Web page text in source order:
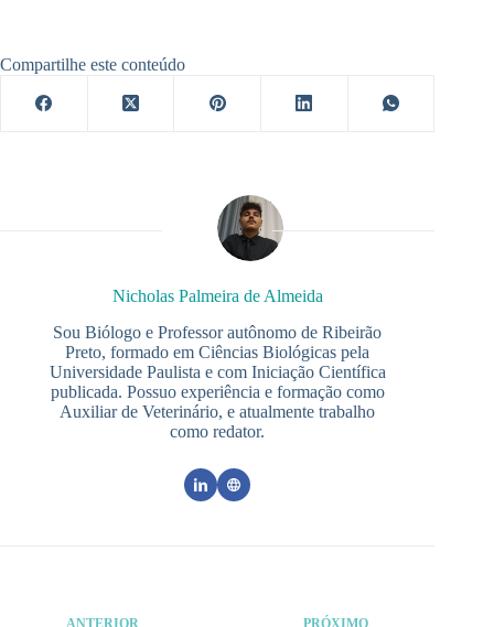
Compartilhe este conteúdo
Nicholas Palmeira de Almeida
Sou Biólogo e Professor autônomo de Ribeirão
Preto, formado em Ciências Biológicas pela
Universidade Paulista e com Iniciação Científica
publicada. Possuo experiência e formação como
Auxiliar de Veterinário, e atualmente trabalho
como redator.
ANTERIOR PRÓXIMO